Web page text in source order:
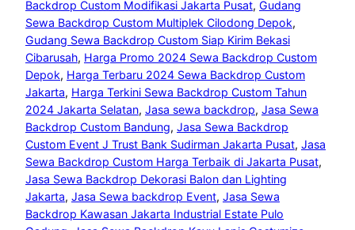
Backdrop Custom Modifikasi Jakarta Pusat, Gudang
Sewa Backdrop Custom Multiplek Cilodong Depok
Gudang Sewa Backdrop Custom Siap Kirim Bekasi
Cibarusah, Harga Promo 2024 Sewa Backdrop Custom
Depok, Harga Terbaru 2024 Sewa Backdrop Custom
Jakarta, Harga Terkini Sewa Backdrop Custom Tahun
2024 Jakarta Selatan, Jasa sewa backdrop, Jasa Sewa
Backdrop Custom Bandung, Jasa Sewa Backdrop
Custom Event J Trust Bank Sudirman Jakarta Pusat, Jasa
Sewa Backdrop Custom Harga Terbaik di Jakarta Pusat
Jasa Sewa Backdrop Dekorasi Balon dan Lighting
Jakarta, Jasa Sewa backdrop Event, Jasa Sewa
Backdrop Kawasan Jakarta Industrial Estate Pulo